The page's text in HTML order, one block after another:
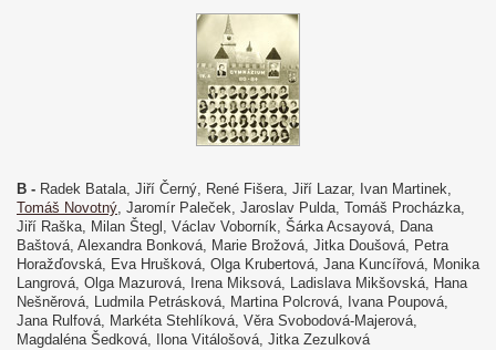
B - Radek Batala, Jiří Černý, René Fišera, Jiří Lazar, Ivan Martinek,
Tomáš Novotný, Jaromír Paleček, Jaroslav Pulda, Tomáš Procházka,
Jiří Raška, Milan Štegl, Václav Voborník, Šárka Acsayová, Dana
Baštová, Alexandra Bonková, Marie Brožová, Jitka Doušová, Petra
Horažďovská, Eva Hrušková, Olga Krubertová, Jana Kuncířová, Monika
Langrová, Olga Mazurová, Irena Miksová, Ladislava Mikšovská, Hana
Nešněrová, Ludmila Petrásková, Martina Polcrová, Ivana Poupová,
Jana Rulfová, Markéta Stehlíková, Věra Svobodová-Majerová,
Magdaléna Šedková, Ilona Vitálošová, Jitka Zezulková